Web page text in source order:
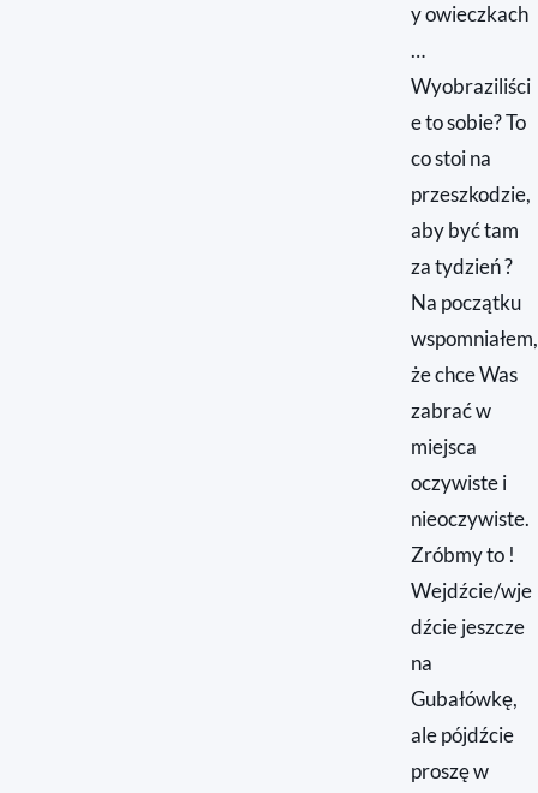
y owieczkach
…
Wyobraziliści
e to sobie? To
co stoi na
przeszkodzie,
aby być tam
za tydzień ?
Na początku
wspomniałem,
że chce Was
zabrać w
miejsca
oczywiste i
nieoczywiste.
Zróbmy to !
Wejdźcie/wje
dźcie jeszcze
na
Gubałówkę,
ale pójdźcie
proszę w